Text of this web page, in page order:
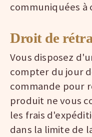
communiquées à
Droit de
Vous disposez
compter du jour
commande pour
produit ne vous
les frais
dans la limite de